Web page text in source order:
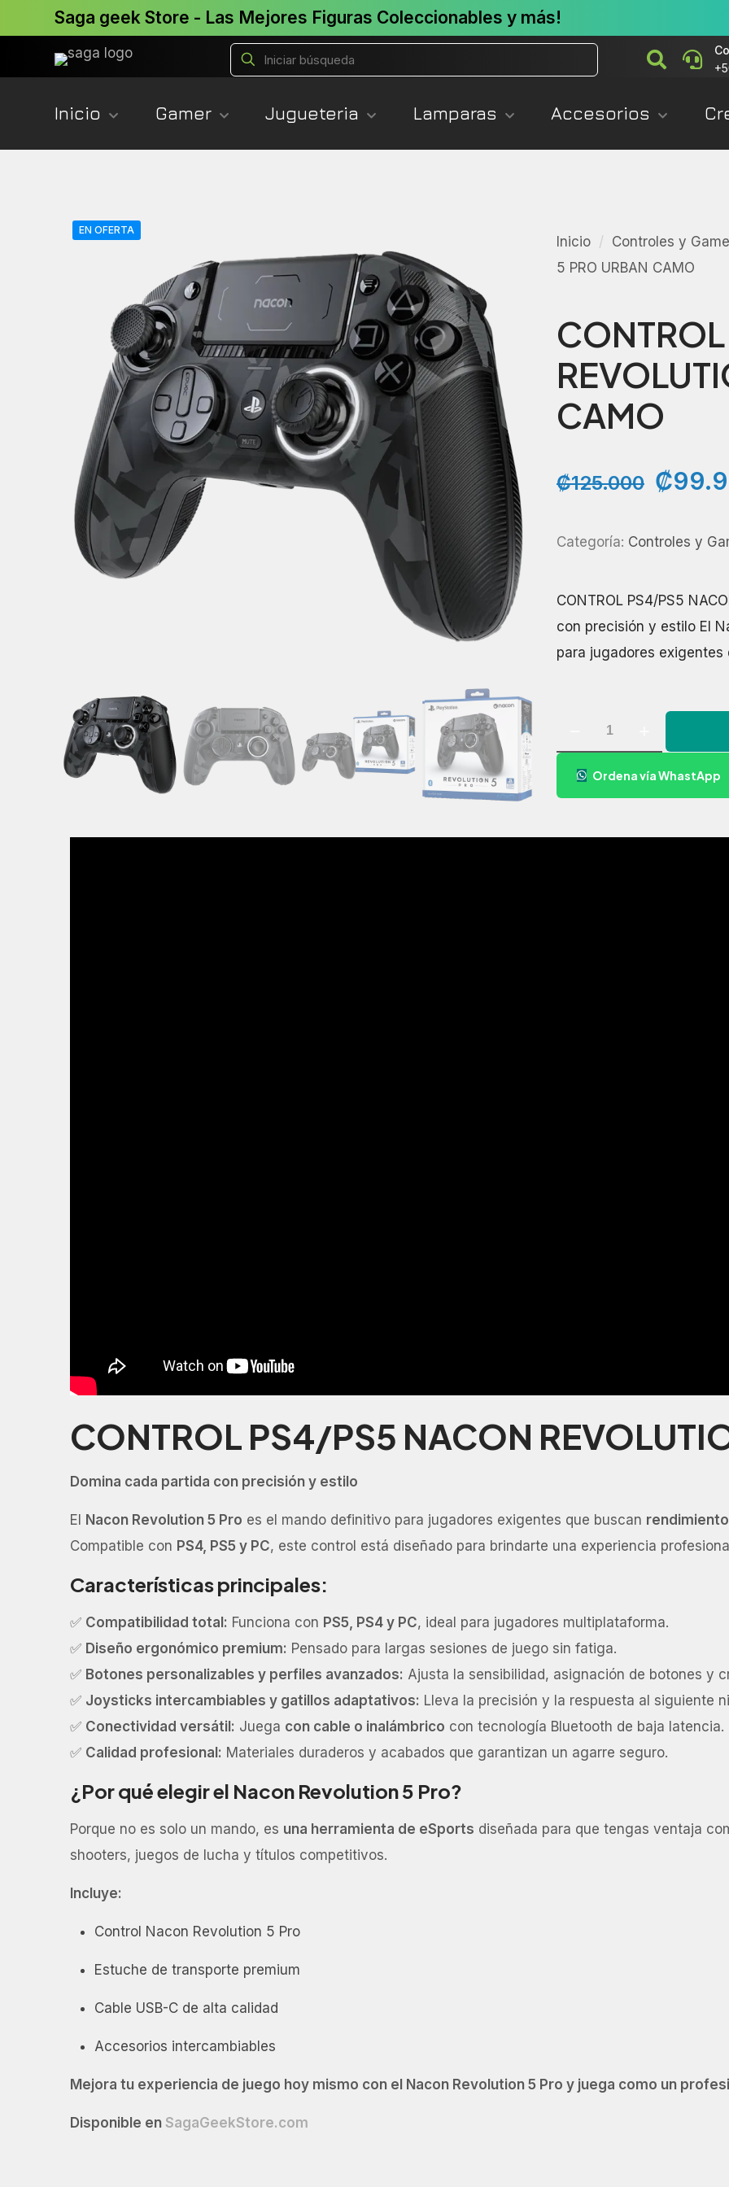
Saga geek Store - Las Mejores Figuras Coleccionables y más!
Inicio Gamer Jugueteria Lamparas Accesorios
EN OFERTA
Inicio / Controles y
5 PRO URBAN CAMO
CAMO
₡125.000 El
era:
₡
Categoría: Controles y
CONTROL PS4/PS5
con precisión y estilo El
para jugadores exigentes
CONTROL
PS5
NACON
REVOLUTION
Ordena vía WhastApp
CONTROL PS4/PS5 NACON
Domina cada partida con precisión y estilo
El Nacon Revolution 5 Pro es el mando definitivo para jugadores exigentes que buscan
Compatible con PS4, PS5 y PC, este control está diseñado para brindarte una experiencia
Características principales:
✅ Compatibilidad total: Funciona con PS5, PS4 y PC, ideal para jugadores multiplataforma.
✅ Diseño ergonómico premium: Pensado para largas sesiones de juego sin fatiga.
✅ Botones personalizables y perfiles avanzados: Ajusta la sensibilidad, asignación de botones y
✅ Joysticks intercambiables y gatillos adaptativos: Lleva la precisión y la respuesta al siguiente
✅ Conectividad versátil: Juega con cable o inalámbrico con tecnología Bluetooth de baja latencia.
✅ Calidad profesional: Materiales duraderos y acabados que garantizan un agarre seguro.
¿Por qué elegir el Nacon Revolution 5 Pro?
Porque no es solo un mando, es una herramienta de eSports diseñada para que tengas ventaja
shooters, juegos de lucha y títulos competitivos.
Incluye:
Control Nacon Revolution 5 Pro
Estuche de transporte premium
Cable USB-C de alta calidad
Accesorios intercambiables
Mejora tu experiencia de juego hoy mismo con el Nacon Revolution 5 Pro y juega como un
Disponible en SagaGeekStore.com